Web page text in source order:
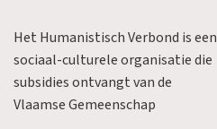
Het Humanistisch Verbond is een
sociaal-culturele organisatie die
subsidies ontvangt van de
Vlaamse Gemeenschap